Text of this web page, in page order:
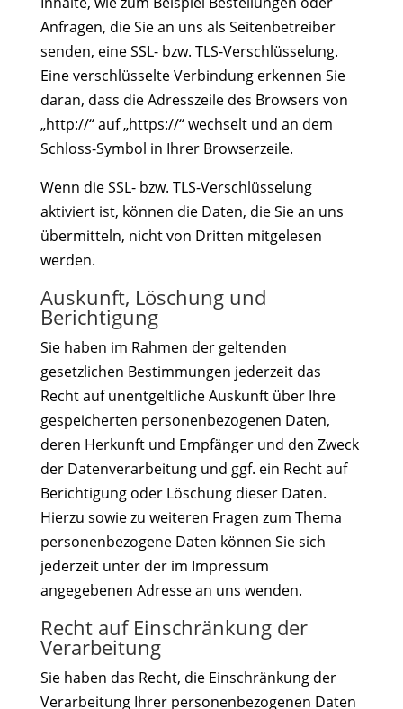
Anfragen, die Sie an uns als Seitenbetreiber
senden, eine SSL- bzw. TLS-Verschlüsselung.
Eine verschlüsselte Verbindung erkennen Sie
daran, dass die Adresszeile des Browsers von
„http://“ auf „https://“ wechselt und an dem
Schloss-Symbol in Ihrer Browserzeile.
Wenn die SSL- bzw. TLS-Verschlüsselung
aktiviert ist, können die Daten, die Sie an uns
übermitteln, nicht von Dritten mitgelesen
werden.
Auskunft, Löschung und
Berichtigung
Sie haben im Rahmen der geltenden
gesetzlichen Bestimmungen jederzeit das
Recht auf unentgeltliche Auskunft über Ihre
gespeicherten personenbezogenen Daten,
deren Herkunft und Empfänger und den Zweck
der Datenverarbeitung und ggf. ein Recht auf
Berichtigung oder Löschung dieser Daten.
Hierzu sowie zu weiteren Fragen zum Thema
personenbezogene Daten können Sie sich
jederzeit unter der im Impressum
angegebenen Adresse an uns wenden.
Recht auf Einschränkung der
Verarbeitung
Sie haben das Recht, die Einschränkung der
Verarbeitung Ihrer personenbezogenen Daten